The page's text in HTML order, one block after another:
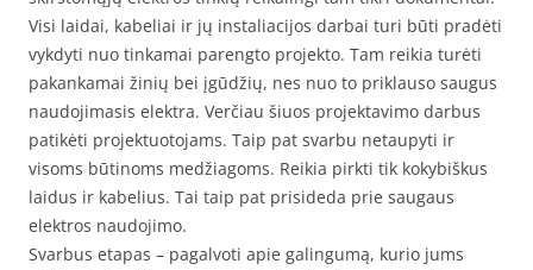
Visi laidai, kabeliai ir jų instaliacijos darbai turi būti pradėti
vykdyti nuo tinkamai parengto projekto. Tam reikia turėti
pakankamai žinių bei įgūdžių, nes nuo to priklauso saugus
naudojimasis elektra. Verčiau šiuos projektavimo darbus
patikėti projektuotojams. Taip pat svarbu netaupyti ir
visoms būtinoms medžiagoms. Reikia pirkti tik kokybiškus
laidus ir kabelius. Tai taip pat prisideda prie saugaus
elektros naudojimo.
Svarbus etapas – pagalvoti apie galingumą, kurio jums